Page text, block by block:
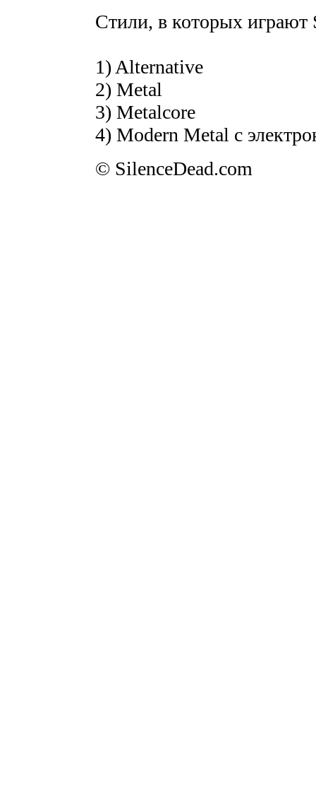
Стили, в которых играют
1) Alternative
2) Metal
3) Metalcore
4) Modern Metal c
© SilenceDead.com